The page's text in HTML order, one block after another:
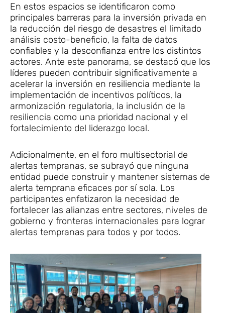
En estos espacios se identificaron como
principales barreras para la inversión privada en
la reducción del riesgo de desastres el limitado
análisis costo-beneficio, la falta de datos
confiables y la desconfianza entre los distintos
actores. Ante este panorama, se destacó que los
líderes pueden contribuir significativamente a
acelerar la inversión en resiliencia mediante la
implementación de incentivos políticos, la
armonización regulatoria, la inclusión de la
resiliencia como una prioridad nacional y el
fortalecimiento del liderazgo local.
Adicionalmente, en el foro multisectorial de
alertas tempranas, se subrayó que ninguna
entidad puede construir y mantener sistemas de
alerta temprana eficaces por sí sola. Los
participantes enfatizaron la necesidad de
fortalecer las alianzas entre sectores, niveles de
gobierno y fronteras internacionales para lograr
alertas tempranas para todos y por todos.